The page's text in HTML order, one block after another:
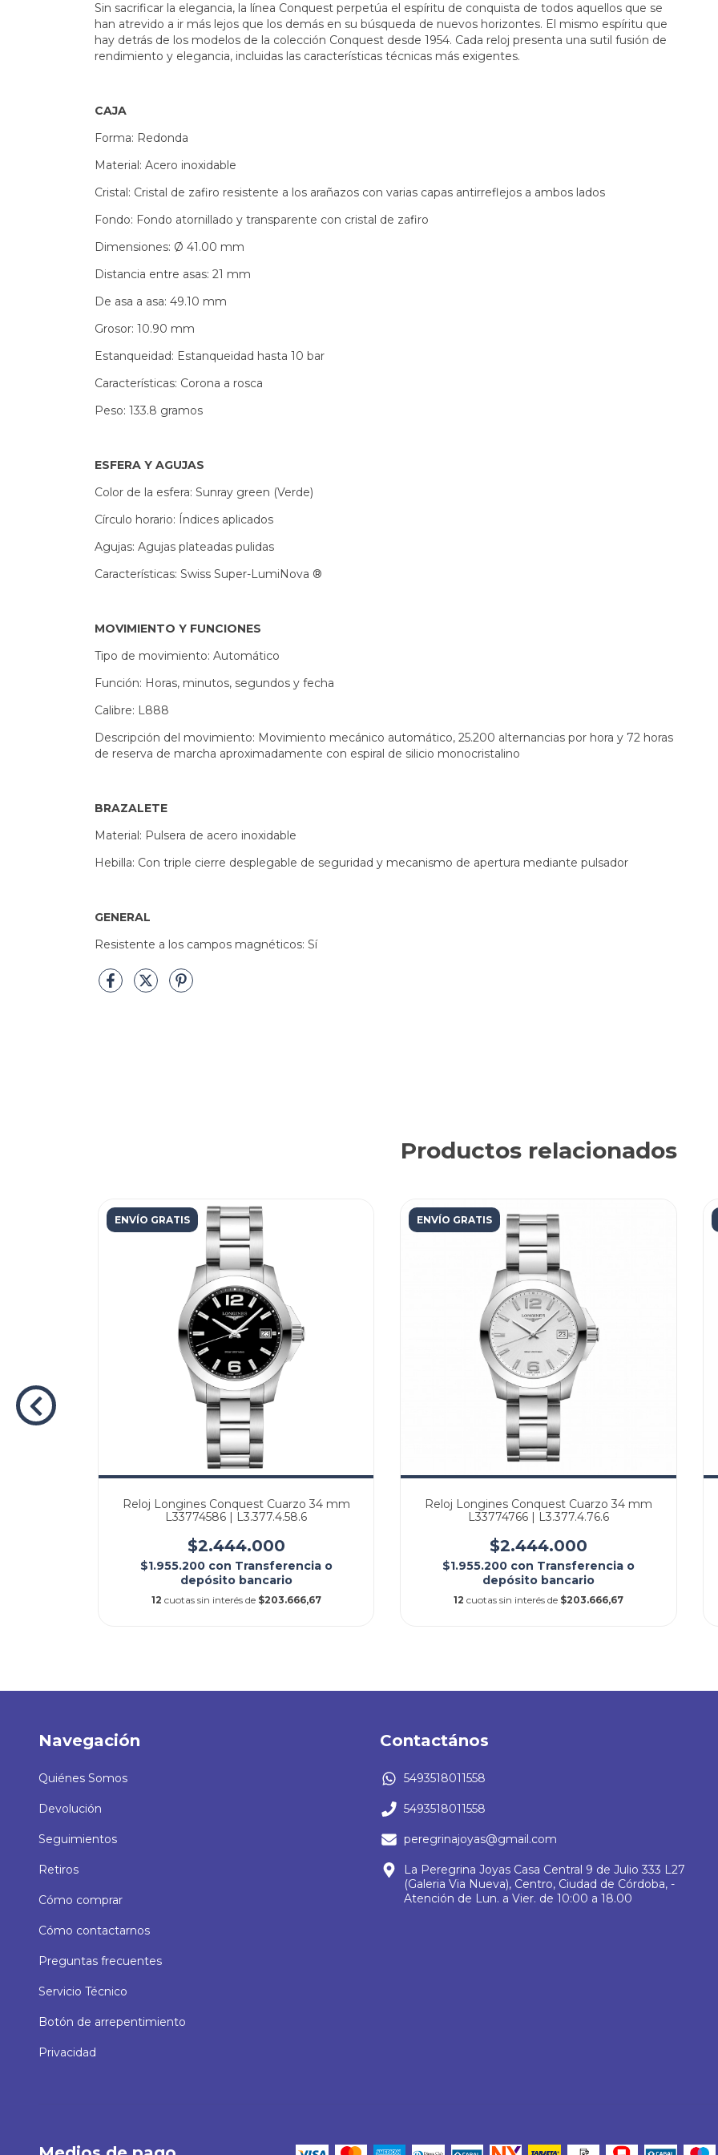
Sin sacrificar la elegancia, la línea Conquest perpetúa el espíritu de conquista de todos aquellos que se
han atrevido a ir más lejos que los demás en su búsqueda de nuevos horizontes. El mismo espíritu que
hay detrás de los modelos de la colección Conquest desde 1954. Cada reloj presenta una sutil fusión de
rendimiento y elegancia, incluidas las características técnicas más exigentes.
CAJA
Forma: Redonda
Material: Acero inoxidable
Cristal: Cristal de zafiro resistente a los arañazos con varias capas antirreflejos a ambos lados
Fondo: Fondo atornillado y transparente con cristal de zafiro
Dimensiones: Ø 41.00 mm
Distancia entre asas: 21 mm
De asa a asa: 49.10 mm
Grosor: 10.90 mm
Estanqueidad: Estanqueidad hasta 10 bar
Características: Corona a rosca
Peso: 133.8 gramos
ESFERA Y AGUJAS
Color de la esfera: Sunray green (Verde)
Círculo horario: Índices aplicados
Agujas: Agujas plateadas pulidas
Características: Swiss Super-LumiNova ®
MOVIMIENTO Y FUNCIONES
Tipo de movimiento: Automático
Función: Horas, minutos, segundos y fecha
Calibre: L888
Descripción del movimiento: Movimiento mecánico automático, 25.200 alternancias por hora y 72 horas
de reserva de marcha aproximadamente con espiral de silicio monocristalino
BRAZALETE
Material: Pulsera de acero inoxidable
Hebilla: Con triple cierre desplegable de seguridad y mecanismo de apertura mediante pulsador
GENERAL
Resistente a los campos magnéticos: Sí
Productos relacionados
ENVÍO GRATIS
Reloj Longines Conquest Cuarzo 34 mm
L33774586 | L3.377.4.58.6
$2.444.000
$1.955.200 con Transferencia o
depósito bancario
12 cuotas sin interés de $203.666,67
ENVÍO GRATIS
Reloj Longines Conquest Cuarzo 34 mm
L33774766 | L3.377.4.76.6
$2.444.000
$1.955.200 con Transferencia o
depósito bancario
12 cuotas sin interés de $203.666,67
Navegación
Quiénes Somos
Devolución
Seguimientos
Retiros
Cómo comprar
Cómo contactarnos
Preguntas frecuentes
Servicio Técnico
Botón de arrepentimiento
Privacidad
Contactános
5493518011558
5493518011558
peregrinajoyas@gmail.com
La Peregrina Joyas Casa Central 9 de Julio 333 L27
(Galeria Via Nueva), Centro, Ciudad de Córdoba, -
Atención de Lun. a Vier. de 10:00 a 18.00